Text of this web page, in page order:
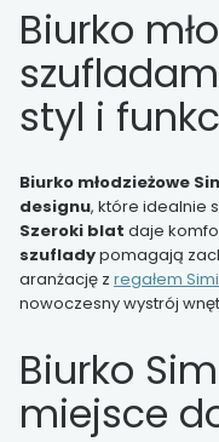
Biurko
styl i
Biurko młodzieżowe
designu, które idealnie
Szeroki blat daje
szufladypomagają
aranżację z regałem Simi
nowoczesny wystrój
Biurko
miejsce